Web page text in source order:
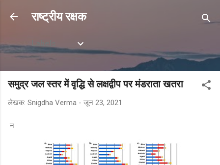
सीधे मुख्य सामग्री पर जाएं
राष्ट्रीय रक्षक
Labels
समुद्र जल स्तर में वृद्धि से लक्षद्वीप पर मंडराता खतरा
लेखक: Snigdha Verma - जून 23, 2021
न